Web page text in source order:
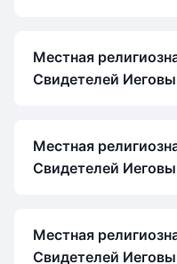
Местная
Свидетелей
Местная
Свидетелей
Местная
Свидетелей